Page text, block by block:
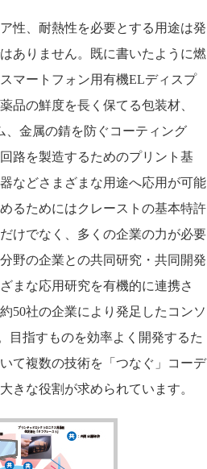
性、耐熱性を必要とする用途は発
ありません。既に書いたように燃
マートフォン用有機ELディスプ
品の鮮度を長く保てる包装材、
金属の錆を防ぐコーティング
路を製造するためのプリント基
などさまざまな用途へ応用が可能
るためにはクレーストの基本特許
けでなく、多くの企業の力が必要
野の企業との共同研究・共同開発
まな応用研究を有機的に連携さ
50社の企業により発足したコンソ
目指すものを効率よく開発するた
て複数の技術を「つなぐ」コーデ
きな役割が求められています。